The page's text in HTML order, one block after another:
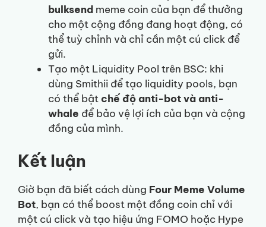
bulksend meme coin của bạn để thưởng
cho một cộng đồng đang hoạt động, có
thể tuỳ chỉnh và chỉ cần một cú click để
gửi.
Tạo một Liquidity Pool trên BSC: khi
dùng Smithii để tạo liquidity pools, bạn
có thể bậtchế độ anti-bot và anti-
whale để bảo vệ lợi ích của bạn và cộng
đồng của mình.
Kết luận
Giờ bạn đã biết cách dùng Four Meme Volume
Bot, bạn có thể boost một đồng coin chỉ với
một cú click và tạo hiệu ứng FOMO hoặc Hype